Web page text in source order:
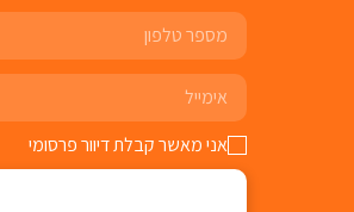
אני מאשר קבלת דיוור פרסומי